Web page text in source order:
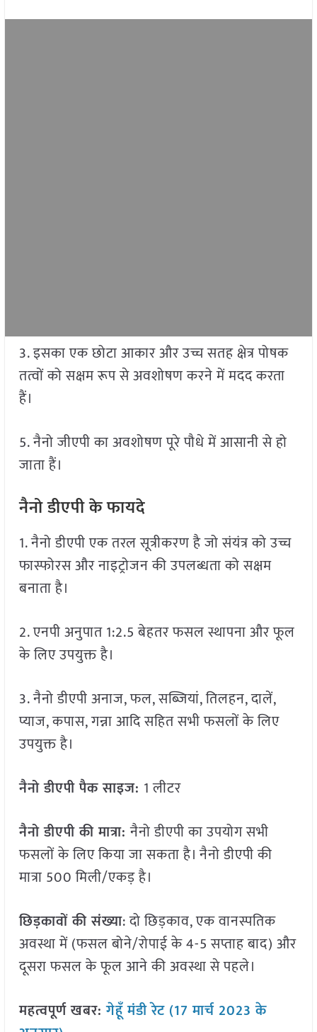
3. इसका एक छोटा आकार और उच्च सतह क्षेत्र पोषक
तत्वों को सक्षम रूप से अवशोषण करने में मदद करता
हैं।
5. नैनो जीएपी का अवशोषण पूरे पौधे में आसानी से हो
जाता हैं।
नैनो डीएपी के फायदे
1. नैनो डीएपी एक तरल सूत्रीकरण है जो संयंत्र को उच्च
फास्फोरस और नाइट्रोजन की उपलब्धता को सक्षम
बनाता है।
2. एनपी अनुपात 1:2.5 बेहतर फसल स्थापना और फूल
के लिए उपयुक्त है।
3. नैनो डीएपी अनाज, फल, सब्जियां, तिलहन, दालें,
प्याज, कपास, गन्ना आदि सहित सभी फसलों के लिए
उपयुक्त है।
नैनो डीएपी पैक साइज: 1 लीटर
नैनो डीएपी की मात्रा:नैनो डीएपी का उपयोग सभी
फसलों के लिए किया जा सकता है। नैनो डीएपी की
मात्रा 500 मिली/एकड़ है।
छिड़कावों की संख्या: दो छिड़काव, एक वानस्पतिक
अवस्था में (फसल बोने/रोपाई के 4-5 सप्ताह बाद) और
दूसरा फसल के फूल आने की अवस्था से पहले।
महत्वपूर्ण खबर:गेहूँ मंडी रेट (17 मार्च 2023 के